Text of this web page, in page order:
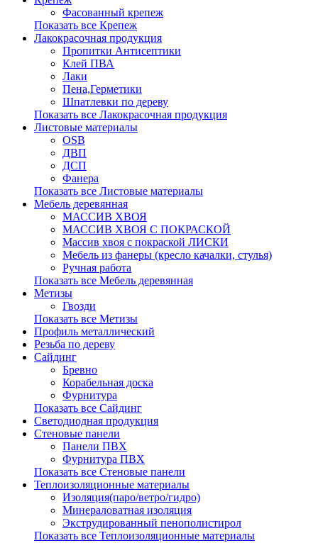
Фасованный крепеж
Показать все Крепеж
Лакокрасочная продукция
Пропитки Антисептики
Клей ПВА
Лаки
Пена,Герметики
Шпатлевки по дереву
Показать все Лакокрасочная продукция
Листовые материалы
OSB
ДВП
ДСП
Фанера
Показать все Листовые материалы
Мебель деревянная
МАССИВ ХВОЯ
МАССИВ ХВОЯ С ПОКРАСКОЙ
Массив хвоя с покраской ЛИСКИ
Мебель из фанеры (кресло качалки, стулья)
Ручная работа
Показать все Мебель деревянная
Метизы
Гвозди
Показать все Метизы
Профиль металлический
Резьба по дереву
Сайдинг
Бревно
Корабельная доска
Фурнитура
Показать все Сайдинг
Светодиодная продукция
Стеновые панели
Панели ПВХ
Фурнитура ПВХ
Показать все Стеновые панели
Теплоизоляционные материалы
Изоляция(паро/ветро/гидро)
Минераловатная изоляция
Экструдированный пенополистирол
Показать все Теплоизоляционные материалы